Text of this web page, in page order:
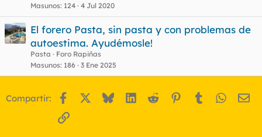
Masunos 124 4 Jul 2020
El forero Pasta, sin pasta y con problemas de
autoestima. Ayudémosle!
Pasta
Foro Rapiñas
Masunos 186 3 Ene 2025
Compartir: Facebook BlueskyLinkedIn
Reddit Pinterest
Tumblr
Enlace